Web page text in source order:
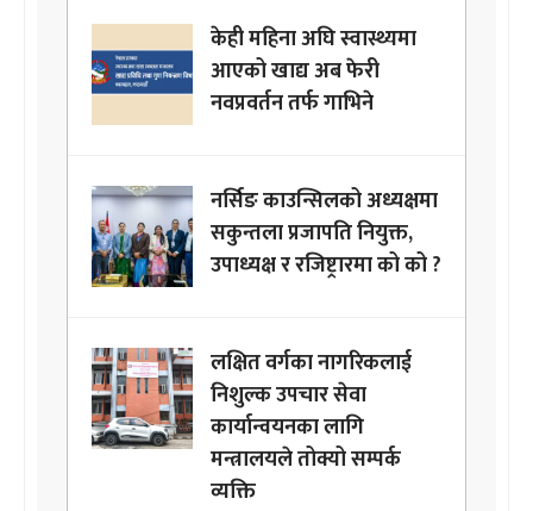
केही महिना अघि स्वास्थ्यमा
आएको खाद्य अब फेरी
नवप्रवर्तन तर्फ गाभिने
नर्सिङ काउन्सिलको अध्यक्षमा
सकुन्तला प्रजापति नियुक्त,
उपाध्यक्ष र रजिष्ट्रारमा को को ?
लक्षित वर्गका नागरिकलाई
निशुल्क उपचार सेवा
कार्यान्वयनका लागि
मन्त्रालयले तोक्यो सम्पर्क
व्यक्ति